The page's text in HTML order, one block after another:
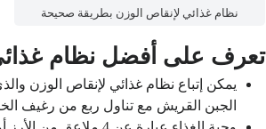
نظام غذائي لإنقاص الوزن بطريقة صحيحة
تعرف على أفضل نظام
الجبن القريش مع تناول ربع من رغيف